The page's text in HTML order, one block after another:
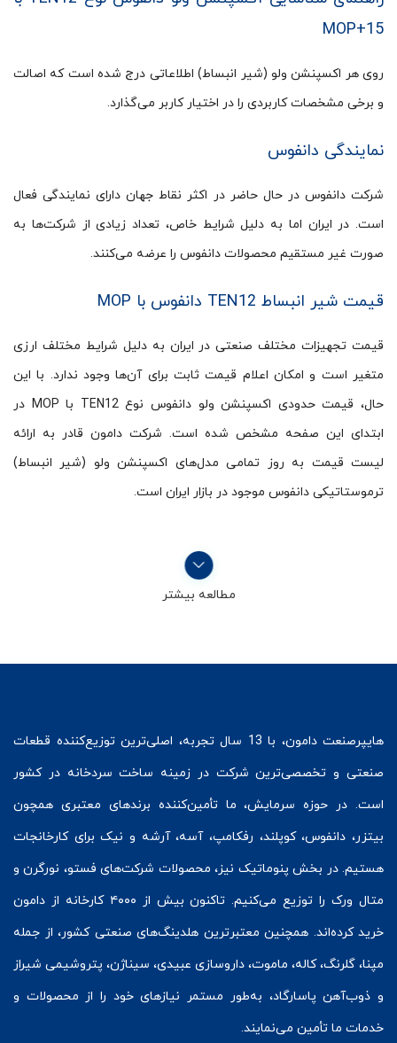
MOP+15
روی هر اکسپنشن ولو (شیر انبساط) اطلاعاتی درج شده است که اصالت
و برخی مشخصات کاربردی را در اختیار کاربر می‌گذارد.
نمایندگی دانفوس
شرکت دانفوس در حال حاضر در اکثر نقاط جهان دارای نمایندگی فعال
است. در ایران اما به دلیل شرایط خاص، تعداد زیادی از شرکت‌ها به
صورت غیر مستقیم محصولات دانفوس را عرضه می‌کنند.
قیمت شیر انبساط TEN12 دانفوس با MOP
قیمت تجهیزات مختلف صنعتی در ایران به دلیل شرایط مختلف ارزی
متغیر است و امکان اعلام قیمت ثابت برای آن‌ها وجود ندارد. با این
حال، قیمت حدودی اکسپنشن ولو دانفوس نوع TEN12 با MOP در
ابتدای این صفحه مشخص شده است. شرکت دامون قادر به ارائه
لیست قیمت به روز تمامی مدل‌های اکسپنشن ولو (شیر انبساط)
ترموستاتیکی دانفوس موجود در بازار ایران است.
مطالعه بیشتر
هایپرصنعت
دامون، با 13 سال تجربه، اصلی‌ترین توزیع‌کننده قطعات
صنعتی و تخصصی‌ترین شرکت در زمینه ساخت سردخانه در کشور
است. در حوزه سرمایش، ما تأمین‌کننده برندهای معتبری همچون
بیتزر، دانفوس،کوپلند، رفکامپ، آسه، آرشه و نیک برای کارخانجات
هستیم. در بخش پنوماتیک نیز، محصولات شرکت‌های فستو، نورگرن و
متال ورک
را توزیع می‌کنیم. تاکنون بیش از ۴۰۰۰ کارخانه از دامون
خرید کرده‌اند. همچنین معتبرترین هلدینگ‌های صنعتی کشور، از جمله
مپنا، گلرنگ، کاله، ماموت، داروسازی عبیدی، سیناژن، پتروشیمی شیراز
و ذوب‌آهن پاسارگاد، به‌طور مستمر نیازهای خود را از محصولات و
خدمات ما تأمین می‌نمایند.